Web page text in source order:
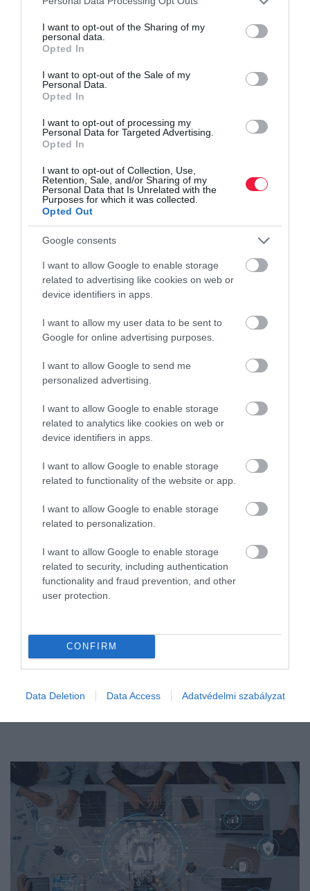
not limited to your visit or usage behaviour. You may click to
grant or deny consent to Google and its third-party tags to
use your data for below specified purposes in below Google
consent section.
I want to opt-out of the Sharing of my
personal data.
Opted In
I want to opt-out of the Sale of my
Personal Data.
Opted In
I want to opt-out of processing my
Personal Data for Targeted Advertising.
Opted In
I want to opt-out of Collection, Use,
Retention, Sale, and/or Sharing of my
Personal Data that Is Unrelated with the
Purposes for which it was collected.
Opted Out
Google consents
I want to allow Google to enable storage
related to advertising like cookies on web or
device identifiers in apps.
I want to allow my user data to be sent to
Google for online advertising purposes.
I want to allow Google to send me
personalized advertising.
I want to allow Google to enable storage
related to analytics like cookies on web or
device identifiers in apps.
I want to allow Google to enable storage
related to functionality of the website or app.
I want to allow Google to enable storage
related to personalization.
I want to allow Google to enable storage
related to security, including authentication
functionality and fraud prevention, and other
user protection.
CONFIRM
Data Deletion Data Access Adatvédelmi szabályzat
vásárláskor
Július 9-én 358,33 forint volt 1 euró középárfolyamon.
Összehasonlításként: idén április 2-án még 383,63 forintot ért egy
szomszédos…